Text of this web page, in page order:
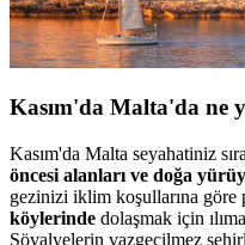
Kasım'da Malta'da ne
Kasım'da Malta seyahatiniz
öncesi alanları ve doğa
gezinizi iklim koşullarına göre
köylerinde dolaşmak için
Şövalyelerin vazgeçilmez